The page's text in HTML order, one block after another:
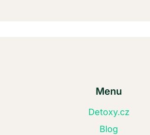
Menu
Detoxy.cz
Blog